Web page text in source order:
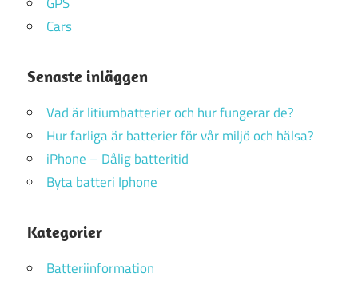
Cars
Senaste inläggen
Vad är litiumbatterier och hur fungerar de?
Hur farliga är batterier för vår miljö och hälsa?
iPhone – Dålig batteritid
Byta batteri Iphone
Kategorier
Batteriinformation